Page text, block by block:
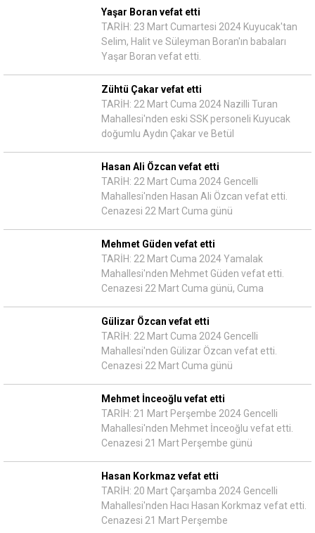
Yaşar Boran vefat etti
TARİH: 23 Mart Cumartesi 2024 Kuyucak'tan
Selim, Halit ve Süleyman Boran'ın babaları
Yaşar Boran vefat etti.
Zühtü Çakar vefat etti
TARİH: 22 Mart Cuma 2024 Nazilli Turan
Mahallesi'nden eski SSK personeli Kuyucak
doğumlu Aydın Çakar ve Betül
Hasan Ali Özcan vefat etti
TARİH: 22 Mart Cuma 2024 Gencelli
Mahallesi'nden Hasan Ali Özcan vefat etti.
Cenazesi 22 Mart Cuma günü
Mehmet Güden vefat etti
TARİH: 22 Mart Cuma 2024 Yamalak
Mahallesi'nden Mehmet Güden vefat etti.
Cenazesi 22 Mart Cuma günü, Cuma
Gülizar Özcan vefat etti
TARİH: 22 Mart Cuma 2024 Gencelli
Mahallesi'nden Gülizar Özcan vefat etti.
Cenazesi 22 Mart Cuma günü
Mehmet İnceoğlu vefat etti
TARİH: 21 Mart Perşembe 2024 Gencelli
Mahallesi'nden Mehmet İnceoğlu vefat etti.
Cenazesi 21 Mart Perşembe günü
Hasan Korkmaz vefat etti
TARİH: 20 Mart Çarşamba 2024 Gencelli
Mahallesi'nden Hacı Hasan Korkmaz vefat etti.
Cenazesi 21 Mart Perşembe